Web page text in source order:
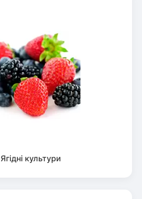
Ягідні культури